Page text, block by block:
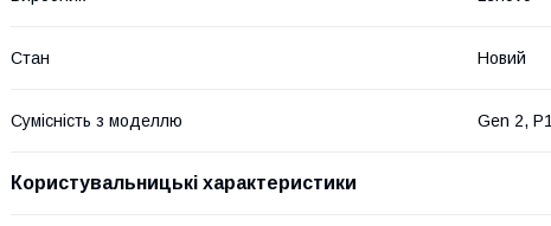
Стан Новий
Сумісність з моделлю Gen 2,
Користувальницькі характеристики